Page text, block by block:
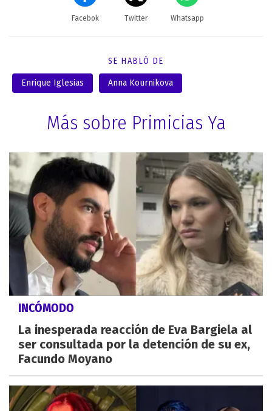
Facebok Twitter Whatsapp
SE HABLÓ DE
Enrique Iglesias Anna Kournikova
Más sobre Primicias Ya
INCÓMODO
La inesperada reacción de Eva Bargiela al
ser consultada por la detención de su ex,
Facundo Moyano